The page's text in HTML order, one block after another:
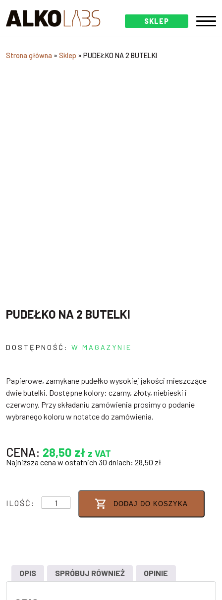
SKLEP
Strona główna » Sklep » PUDEŁKO NA 2 BUTELKI
PUDEŁKO NA 2 BUTELKI
DOSTĘPNOŚĆ: W MAGAZYNIE
Papierowe, zamykane pudełko wysokiej jakości mieszczące
dwie butelki. Dostępne kolory: czarny, złoty, niebieski i
czerwony. Przy składaniu zamówienia prosimy o podanie
wybranego koloru w notatce do zamówienia.
CENA: 28,50 zł z VAT
Najniższa cena w ostatnich 30 dniach: 28,50 zł
ILOŚĆ:
ilość
PUDEŁKO
DODAJ DO KOSZYKA
OPIS SPRÓBUJ RÓWNIEŻ OPINIE